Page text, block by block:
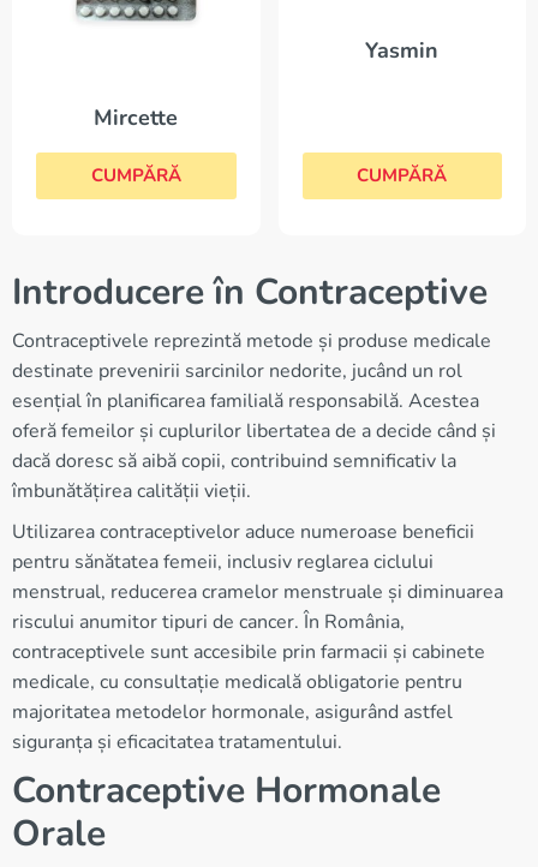
Mircette
CUMPĂRĂ
Yasmin
CUMPĂRĂ
Introducere în Contraceptive
Contraceptivele reprezintă metode și produse medicale
destinate prevenirii sarcinilor nedorite, jucând un rol
esențial în planificarea familială responsabilă. Acestea
oferă femeilor și cuplurilor libertatea de a decide când și
dacă doresc să aibă copii, contribuind semnificativ la
îmbunătățirea calității vieții.
Utilizarea contraceptivelor aduce numeroase beneficii
pentru sănătatea femeii, inclusiv reglarea ciclului
menstrual, reducerea cramelor menstruale și diminuarea
riscului anumitor tipuri de cancer. În România,
contraceptivele sunt accesibile prin farmacii și cabinete
medicale, cu consultație medicală obligatorie pentru
majoritatea metodelor hormonale, asigurând astfel
siguranța și eficacitatea tratamentului.
Contraceptive Hormonale
Orale